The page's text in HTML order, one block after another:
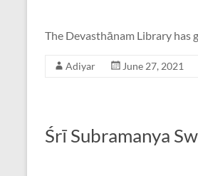
The Devasthānam Library has
Adiyar June 27, 2021
Śrī Subramanya